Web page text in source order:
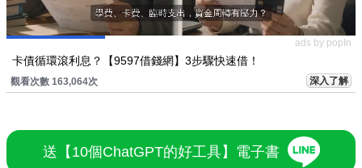
ads by popIn
卡債循環滾利息？【9597借錢網】3步驟快速借！
觀看次數 163,064次 深入了解
送【10個ChatGPT的好工具】電子書